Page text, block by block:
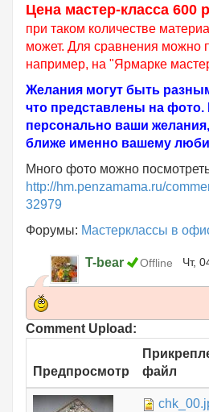
Цена мастер-класса 600
при таком количестве
может. Для сравнения можно
например, на "Ярмарке
Желания могут быть
что представлены на фото.
персонально ваши
ближе именно вашему
Много фото можно
http://hm.penzamama.ru/
32979
Форумы: Мастерклассы в
T-bear Offline Чт,
Comment Upload:
Предпросмотр
файл